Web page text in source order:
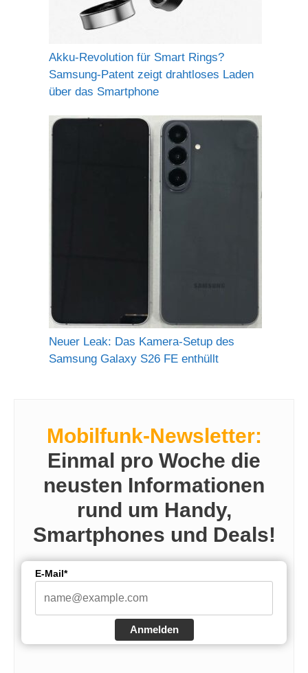
Akku-Revolution für Smart Rings?
Samsung-Patent zeigt drahtloses Laden
über das Smartphone
Neuer Leak: Das Kamera-Setup des
Samsung Galaxy S26 FE enthüllt
Mobilfunk-Newsletter:
Einmal pro Woche die
neusten Informationen
rund um Handy,
Smartphones und Deals!
E-Mail*
Anmelden